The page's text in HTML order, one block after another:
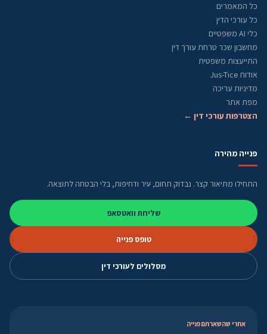
כל המאמרים
כל עורכי הדין
כלי AI משפטיים
מחשבון שכר טרחת עורך דין
התייעצות משפטית
אודות Jus-Tice
מדיניות עריכה
מפת אתר
הצטרפות עורכי דין ←
פנייה מהירה
התחילו מתיאור קצר. נבדוק תחום, עיר ודחיפות, בלי הבטחה לתוצאה.
שליחת וואטסאפ
טופס פנייה
מסלולים לעורכי דין
אחרי שהשארתם פנייה